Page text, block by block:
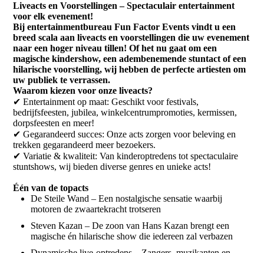
Liveacts en Voorstellingen – Spectaculair entertainment
voor elk evenement!
Bij entertainmentbureau Fun Factor Events vindt u een
breed scala aan liveacts en voorstellingen die uw evenement
naar een hoger niveau tillen! Of het nu gaat om een
magische kindershow, een adembenemende stuntact of een
hilarische voorstelling, wij hebben de perfecte artiesten om
uw publiek te verrassen.
Waarom kiezen voor onze liveacts?
✔ Entertainment op maat: Geschikt voor festivals,
bedrijfsfeesten, jubilea, winkelcentrumpromoties, kermissen,
dorpsfeesten en meer!
✔ Gegarandeerd succes: Onze acts zorgen voor beleving en
trekken gegarandeerd meer bezoekers.
✔ Variatie & kwaliteit: Van kinderoptredens tot spectaculaire
stuntshows, wij bieden diverse genres en unieke acts!
Één van de topacts
De Steile Wand – Een nostalgische sensatie waarbij
motoren de zwaartekracht trotseren
Steven Kazan – De zoon van Hans Kazan brengt een
magische én hilarische show die iedereen zal verbazen